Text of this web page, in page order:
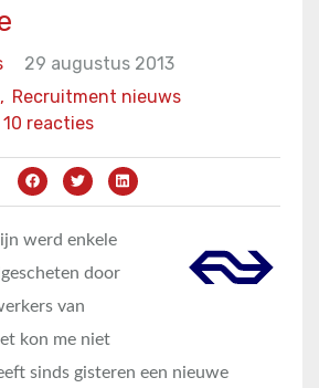
29 augustus 2013
Recruitment nieuws
,
10 reacties
werd enkele
door
van
kon me niet
sinds gisteren een nieuwe